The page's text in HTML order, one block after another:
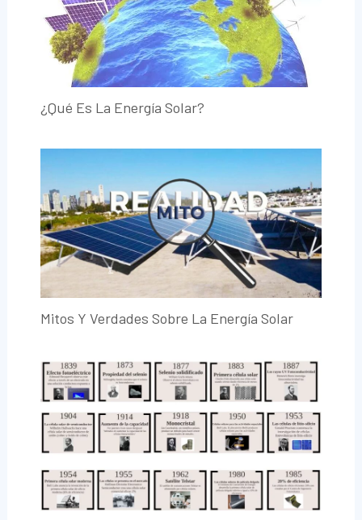
¿Qué Es La Energía Solar?
Mitos Y Verdades Sobre La Energía Solar